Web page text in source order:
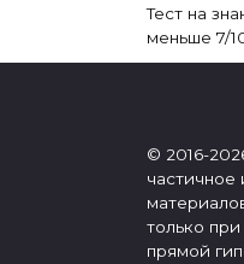
Тест на
меньше 7/
© 2016-
частичное
только
прямой